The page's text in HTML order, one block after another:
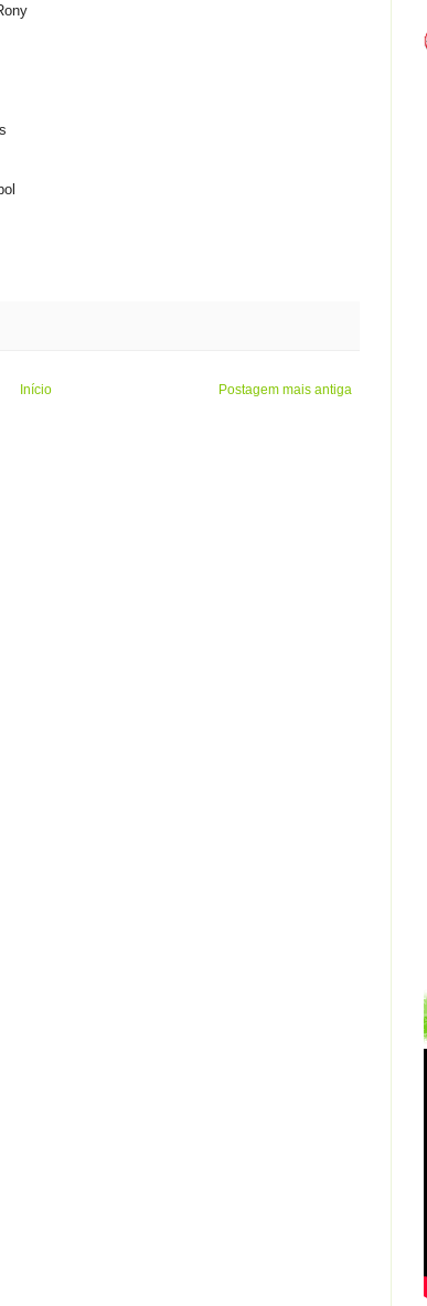
Postagem mais antiga
Início